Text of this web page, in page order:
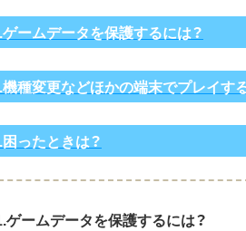
ームデータを保護するには？
種変更などほかの端末でプレイす
ったときは？
ゲームデータを保護するには？